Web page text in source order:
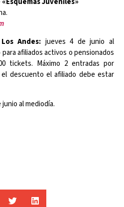
Andes: jueves 4 de junio al
afiliados activos o pensionados
tickets. Máximo 2 entradas por
descuento el afiliado debe estar
al mediodía.